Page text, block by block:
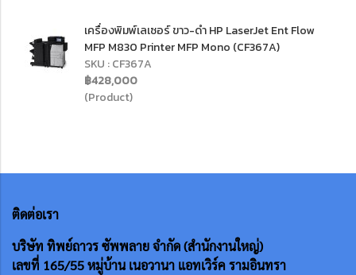
เครื่องพิมพ์เลเซอร์ ขาว-ดำ HP LaserJet Ent Flow
MFP M830 Printer MFP Mono (CF367A)
SKU : CF367A
฿428,000
(Product)
ติดต่อเรา
บริษัท ทิพย์ถาวร ซัพพลาย จำกัด (สำนักงานใหญ่)
เลขที่ 165/55หมู่บ้าน เนอวานา แอทเวิร์ค รามอินทรา